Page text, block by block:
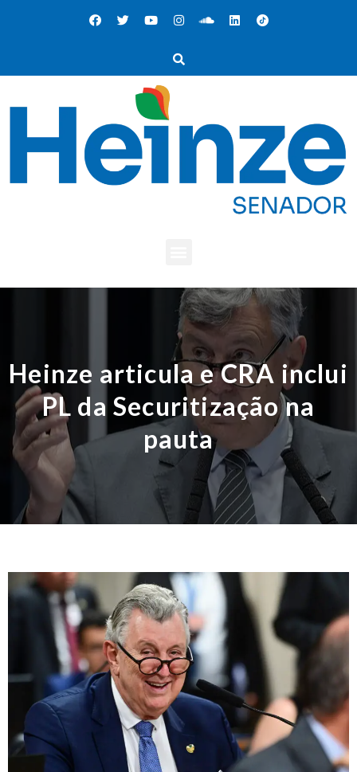
Heinze articula e CRA inclui
PL da Securitização na
pauta